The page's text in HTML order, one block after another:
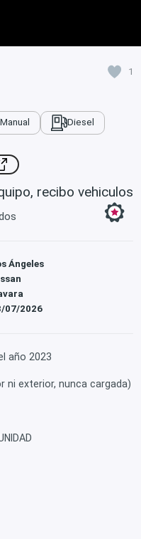
1
Manual Diesel
recibo vehiculos
Ángeles
07/2026
año 2023
ni exterior, nunca cargada)